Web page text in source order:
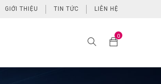
GIỚI THIỆU TIN TỨC LIÊN HỆ
0